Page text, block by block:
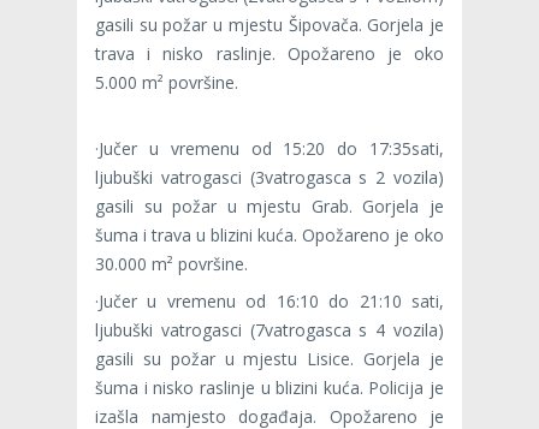
gasili su požar u mjestu Šipovača. Gorjela je
trava i nisko raslinje. Opožareno je oko
5.000 m² površine.
·Jučer u vremenu od 15:20 do 17:35sati,
ljubuški vatrogasci (3vatrogasca s 2 vozila)
gasili su požar u mjestu Grab. Gorjela je
šuma i trava u blizini kuća. Opožareno je oko
30.000 m² površine.
·Jučer u vremenu od 16:10 do 21:10 sati,
ljubuški vatrogasci (7vatrogasca s 4 vozila)
gasili su požar u mjestu Lisice. Gorjela je
šuma i nisko raslinje u blizini kuća. Policija je
izašla namjesto događaja. Opožareno je